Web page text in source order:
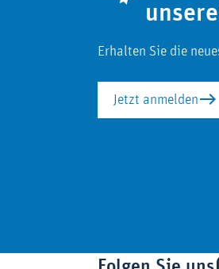
Erhalten Sie die
Jetzt anmelden